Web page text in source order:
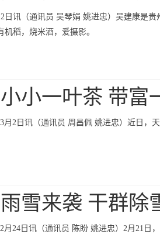
日讯（通讯员 吴琴娟 姚进忠）吴建康是
稻，烧米酒，爱摄影。
小一叶茶 带富
月2日讯（通讯员 周昌佩 姚进忠）近日，
雪来袭 干群除
月24日讯（通讯员 陈盼 姚进忠）2月21日